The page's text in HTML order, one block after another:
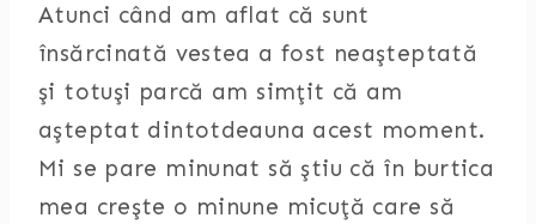
Atunci când am aflat că sunt
însărcinată vestea a fost neaşteptată
şi totuşi parcă am simţit că am
aşteptat dintotdeauna acest moment.
Mi se pare minunat să ştiu că în burtica
mea creşte o minune micuţă care să